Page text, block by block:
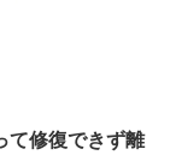
て修復できず離